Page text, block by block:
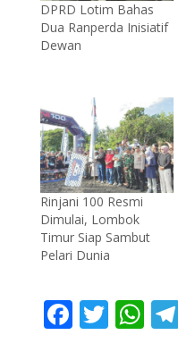
DPRD Lotim Bahas
Dua Ranperda Inisiatif
Dewan
Rinjani 100 Resmi
Dimulai, Lombok
Timur Siap Sambut
Pelari Dunia
F
ac
T
w
W
h